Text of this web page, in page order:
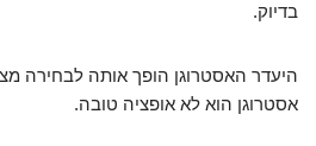
בדיוק.
היעדר האסטרוגן הופך אותה לבחירה
אסטרוגן הוא לא אופציה טובה.